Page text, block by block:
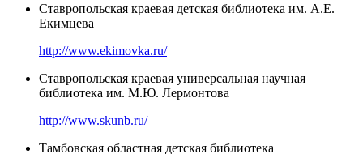
Ставропольская краевая детская библиотека им. А.Е.
Екимцева
http://www.ekimovka.ru/
Ставропольская краевая универсальная научная
библиотека им. М.Ю. Лермонтова
http://www.skunb.ru/
Тамбовская областная детская библиотека